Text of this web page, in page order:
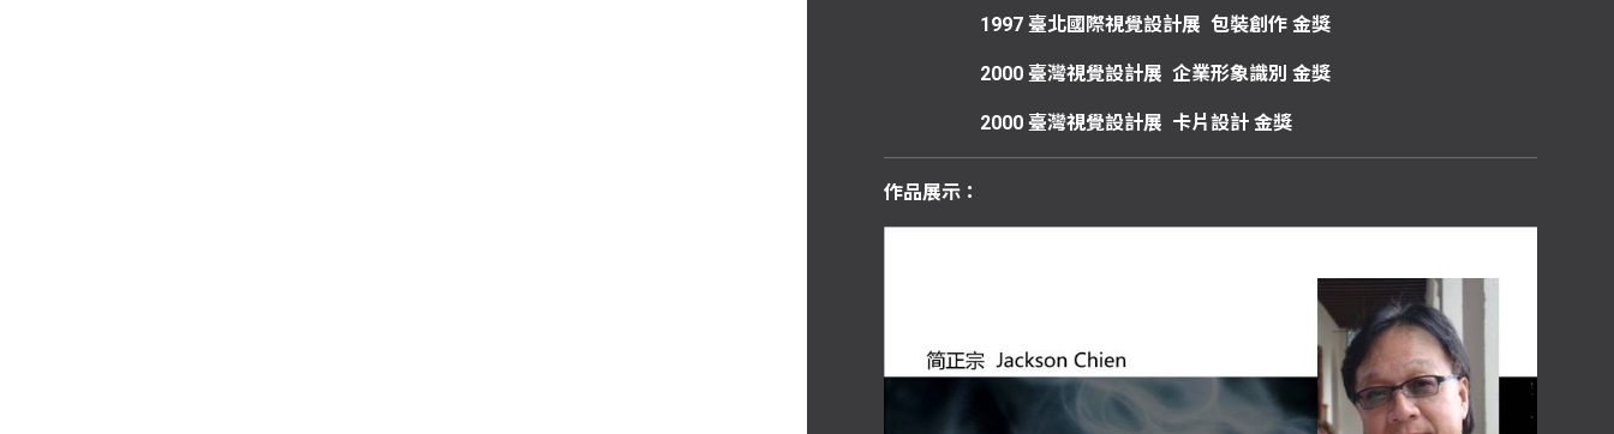
1997 臺北國際視覺設計展 包裝創作 金獎
2000 臺灣視覺設計展 企業形象識別 金獎
2000 臺灣視覺設計展 卡片設計 金獎
作品展示：